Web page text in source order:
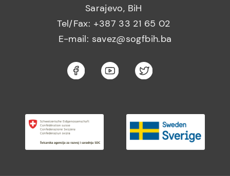
Sarajevo, BiH
Tel/Fax: +387 33 21 65 02
E-mail: savez@sogfbih.ba